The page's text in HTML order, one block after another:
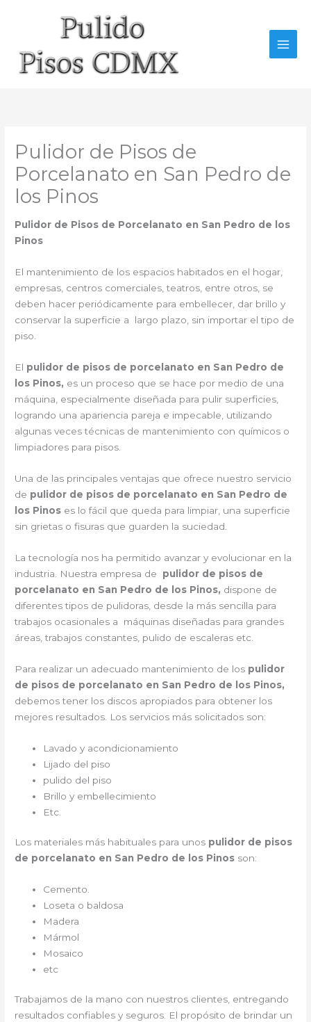
Pulidor de Pisos de
Porcelanato en San Pedro de
los Pinos
Pulidor de Pisos de Porcelanato en San Pedro de los
Pinos
El mantenimiento de los espacios habitados en el hogar,
empresas, centros comerciales, teatros, entre otros, se
deben hacer periódicamente para embellecer, dar brillo y
conservar la superficie a largo plazo, sin importar el tipo de
piso.
El pulidor de pisos de porcelanato en San Pedro de
los Pinos, es un proceso que se hace por medio de una
máquina, especialmente diseñada para pulir superficies,
logrando una apariencia pareja e impecable, utilizando
algunas veces técnicas de mantenimiento con químicos o
limpiadores para pisos.
Una de las principales ventajas que ofrece nuestro servicio
de pulidor de pisos de porcelanato en San Pedro de
los Pinos es lo fácil que queda para limpiar, una superficie
sin grietas o fisuras que guarden la suciedad.
La tecnología nos ha permitido avanzar y evolucionar en la
industria. Nuestra empresa de
pulidor de pisos de
porcelanato en San Pedro de los Pinos, dispone de
diferentes tipos de pulidoras, desde la más sencilla para
trabajos ocasionales a máquinas diseñadas para grandes
áreas, trabajos constantes, pulido de escaleras etc.
Para realizar un adecuado mantenimiento de los pulidor
de pisos de porcelanato en San Pedro de los Pinos,
debemos tener los discos apropiados para obtener los
mejores resultados. Los servicios más solicitados son:
Lavado y acondicionamiento
Lijado del piso
pulido del piso
Brillo y embellecimiento
Etc.
Los materiales más habituales para unos pulidor de pisos
de porcelanato en San Pedro de los Pinos son:
Cemento.
Loseta o baldosa
Madera
Mármol
Mosaico
etc
Trabajamos de la mano con nuestros clientes, entregando
resultados confiables y seguros. El propósito de brindar un